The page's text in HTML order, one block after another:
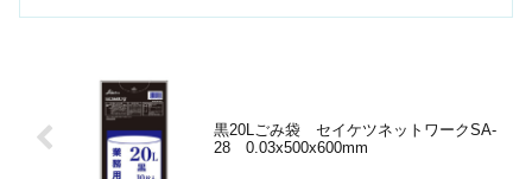
黒20Lごみ袋 セイケツネットワークSA-
28 0.03x500x600mm